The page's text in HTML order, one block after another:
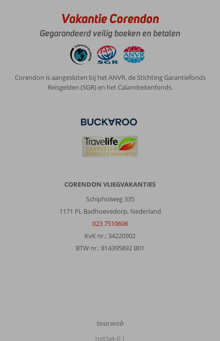
Vakantie Corendon
Gegarandeerd veilig boeken en betalen
Corendon is aangesloten bij het ANVR, de Stichting Garantiefonds
Reisgelden (SGR) en het Calamiteitenfonds.
CORENDON VLIEGVAKANTIES
Schipholweg 335
1171 PL Badhoevedorp, Nederland
023 7510606
KvK nr.: 34220902
BTW nr.: 814395892 B01
TourWeb
©
notSet-0 |